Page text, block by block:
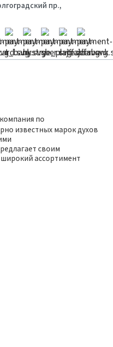
пр.,
по
известных марок духов
своим
широкий ассортимент